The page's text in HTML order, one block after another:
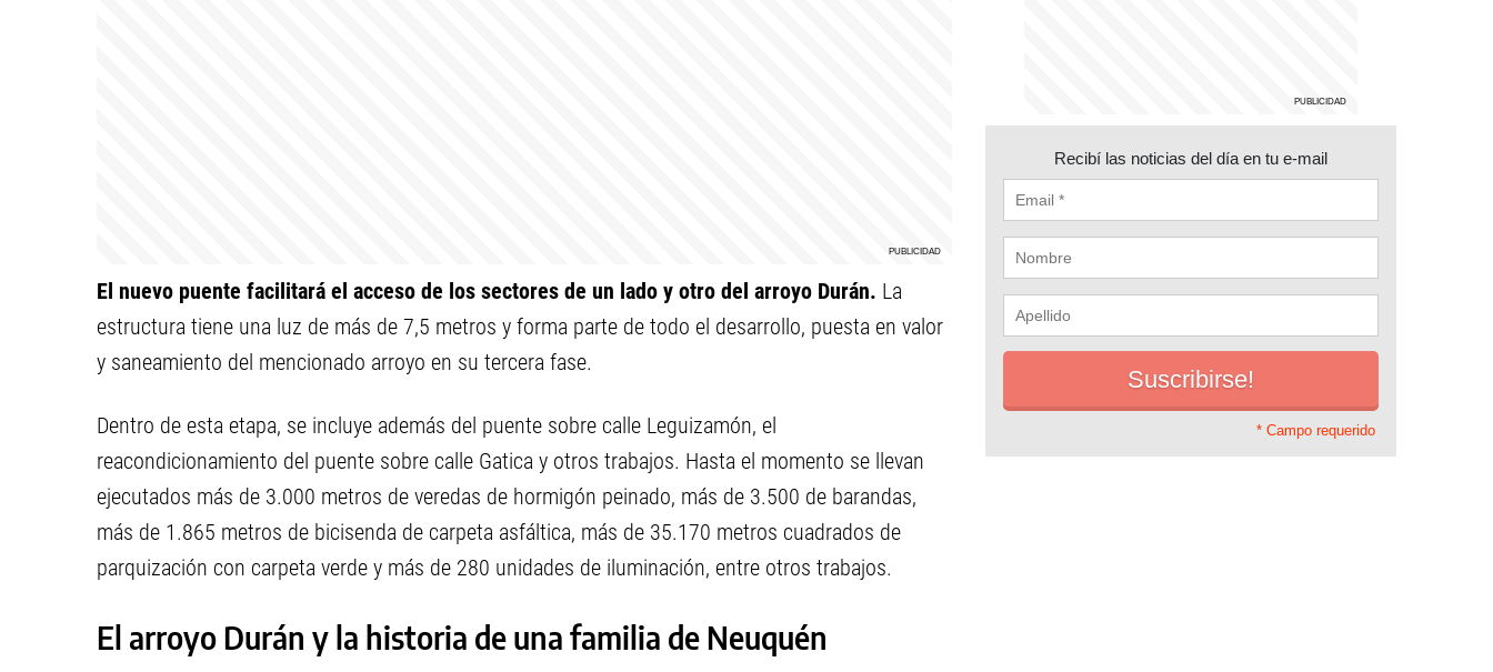
El nuevo puente facilitará el acceso de los sectores de un lado y otro del arroyo Durán. La
estructura tiene una luz de más de 7,5 metros y forma parte de todo el desarrollo, puesta en valor
y saneamiento del mencionado arroyo en su tercera fase.
Dentro de esta etapa, se incluye además del puente sobre calle Leguizamón, el
reacondicionamiento del puente sobre calle Gatica y otros trabajos. Hasta el momento se llevan
ejecutados más de 3.000 metros de veredas de hormigón peinado, más de 3.500 de barandas,
más de 1.865 metros de bicisenda de carpeta asfáltica, más de 35.170 metros cuadrados de
parquización con carpeta verde y más de 280 unidades de iluminación, entre otros trabajos.
El arroyo Durán y la historia de una familia de Neuquén
Recibí las noticias del día en tu e-mail
* Campo requerido